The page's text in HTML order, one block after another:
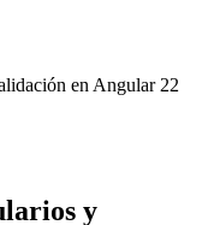
en Angular 22
y